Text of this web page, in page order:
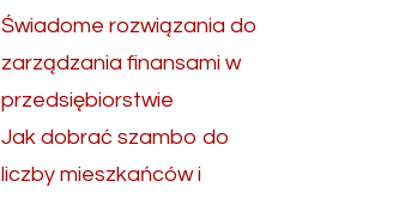
Świadome rozwiązania do
zarządzania finansami w
przedsiębiorstwie
Jak dobrać szambo do
liczby mieszkańców i